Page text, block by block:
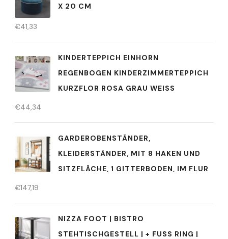
X 20 CM
€41,33
KINDERTEPPICH EINHORN
REGENBOGEN KINDERZIMMERTEPPICH
KURZFLOR ROSA GRAU WEISS
€44,34
GARDEROBENSTÄNDER,
KLEIDERSTÄNDER, MIT 8 HAKEN UND
SITZFLÄCHE, 1 GITTERBODEN, IM FLUR
€147,19
NIZZA FOOT | BISTRO
STEHTISCHGESTELL | + FUSS RING | Ø